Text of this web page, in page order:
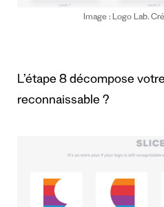
Image : Logo Lab.
L’étape 8 décompose
reconnaissable ?